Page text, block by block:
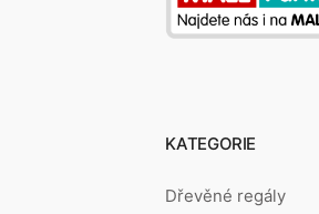
KATEGORIE
Dřevěné regály